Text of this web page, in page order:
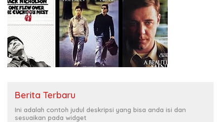
Berita Terbaru
Ini adalah contoh judul deskripsi yang bisa anda isi dan
sesuaikan pada widget